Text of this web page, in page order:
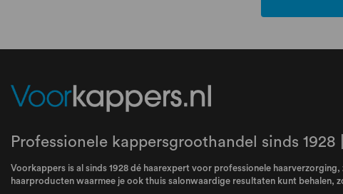
Professionele kappersgroothandel sinds
Voorkappers is al sinds 1928 dé haarexpert voor professionele
haarproducten waarmee je ook thuis salonwaardige resultaten kunt behalen,